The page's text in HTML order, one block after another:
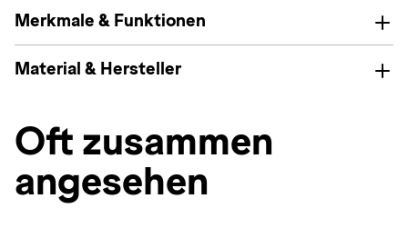
Merkmale & Funktionen
Material & Hersteller
Oft zusammen
angesehen